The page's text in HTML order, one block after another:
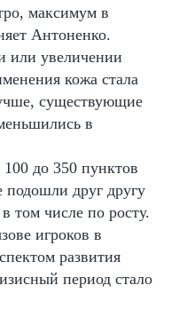
максимум в
Антоненко.
или увеличении
кожа стала
существующие
в
до 350 пунктов
подошли друг другу
том числе по росту.
игроков в
развития
период стало